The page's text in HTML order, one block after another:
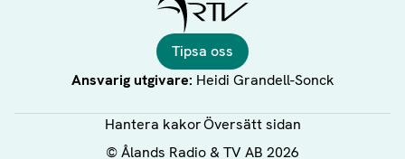
Tipsa oss
Ansvarig utgivare: Heidi Grandell-Sonck
Hantera kakorÖversätt sidan
©Ålands Radio & TV AB 2026